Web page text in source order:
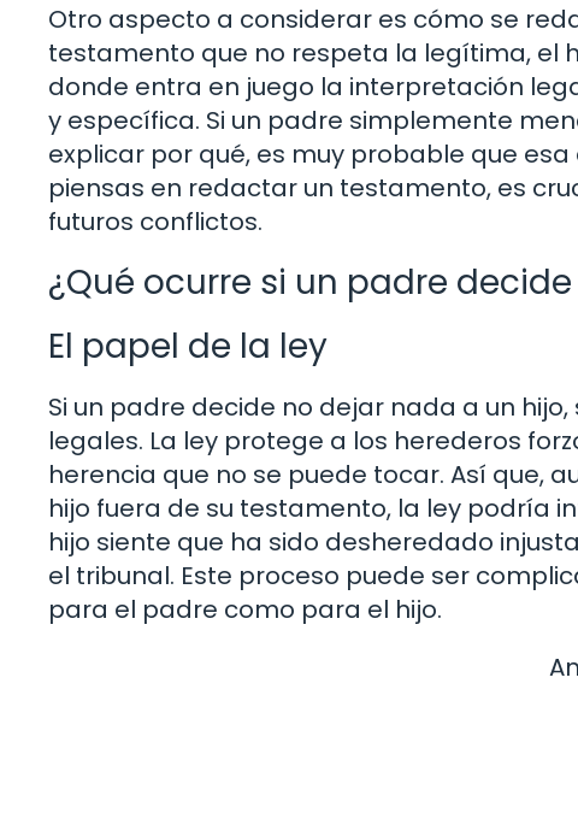
Otro aspecto a considerar es cómo se
testamento que no respeta la legítima, el
donde entra en juego la interpretación
y específica. Si un padre simplemente
explicar por qué, es muy probable que
piensas en redactar un testamento, es
futuros conflictos.
¿Qué ocurre si un padre
El papel de la ley
Si un padre decide no dejar nada a un
legales. La ley protege a los herederos
herencia que no se puede tocar. Así que,
hijo fuera de su testamento, la ley podría
hijo siente que ha sido desheredado
el tribunal. Este proceso puede ser
para el padre como para el hijo.